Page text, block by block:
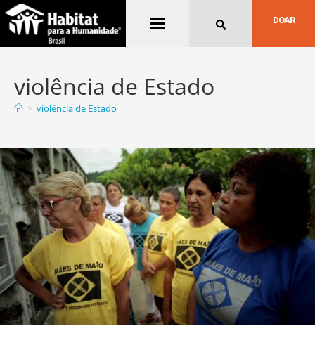
DOAR
violência de Estado
> violência de Estado